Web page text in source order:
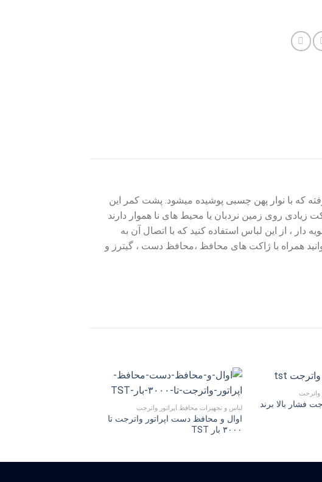
که با نوار پهن چسبى پوشیده میشود. پشت کمر این
زیادى روى زمین نردبان یا محیط هاى نا هموار دارند
، از این لباس استفاده کنید که با اتصال آن به
همراه با ژاکت هاى محافظ ،محافظ دست ، گیترز و
واترجت
فشار بالا برند
لباس و تجهیزات محافظ اپراتور واترجت
اوال و محافظ دست اپراتور واترجت تا
۳۰۰۰ بار TST